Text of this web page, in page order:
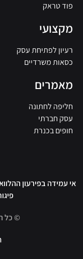
פוד טראק
מקצועי
רעיון לפתיחת עסק
כסאות משרדיים
מאמרים
חליפה לחתונה
עסק חברתי
חופים בכנרת
© כל
אי עמידה בפירעון